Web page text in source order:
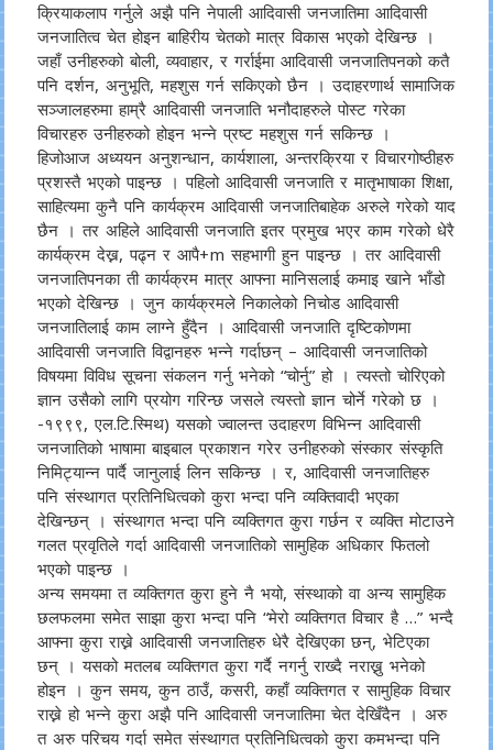
क्रियाकलाप गर्नुले अझै पनि नेपाली आदिवासी जनजातिमा आदिवासी
जनजातित्व चेत होइन बाहिरीय चेतको मात्र विकास भएको देखिन्छ ।
जहाँ उनीहरुको बोली, व्यवाहार, र गर्राईमा आदिवासी जनजातिपनको कतै
पनि दर्शन, अनुभूति, महशुस गर्न सकिएको छैन । उदाहरणार्थ सामाजिक
सञ्जालहरुमा हाम्रै आदिवासी जनजाति भनौदाहरुले पोस्ट गरेका
विचारहरु उनीहरुको होइन भन्ने प्रष्ट महशुस गर्न सकिन्छ ।
हिजोआज अध्ययन अनुशन्धान, कार्यशाला, अन्तरक्रिया र विचारगोष्ठीहरु
प्रशस्तै भएको पाइन्छ । पहिलो आदिवासी जनजाति र मातृभाषाका शिक्षा,
साहित्यमा कुनै पनि कार्यक्रम आदिवासी जनजातिबाहेक अरुले गरेको याद
छैन । तर अहिले आदिवासी जनजाति इतर प्रमुख भएर काम गरेको धेरै
कार्यक्रम देख्न, पढ्न र आपै+m सहभागी हुन पाइन्छ । तर आदिवासी
जनजातिपनका ती कार्यक्रम मात्र आफ्ना मानिसलाई कमाइ खाने भाँडो
भएको देखिन्छ । जुन कार्यक्रमले निकालेको निचोड आदिवासी
जनजातिलाई काम लाग्ने हुँदैन । आदिवासी जनजाति दृष्टिकोणमा
आदिवासी जनजाति विद्वानहरु भन्ने गर्दाछन् – आदिवासी जनजातिको
विषयमा विविध सूचना संकलन गर्नु भनेको “चोर्नु” हो । त्यस्तो चोरिएको
ज्ञान उसैको लागि प्रयोग गरिन्छ जसले त्यस्तो ज्ञान चोर्ने गरेको छ ।
-१९९९, एल.टि.स्मिथ) यसको ज्वालन्त उदाहरण विभिन्न आदिवासी
जनजातिको भाषामा बाइबाल प्रकाशन गरेर उनीहरुको संस्कार संस्कृति
निमिट्यान्न पार्दै जानुलाई लिन सकिन्छ । र, आदिवासी जनजातिहरु
पनि संस्थागत प्रतिनिधित्वको कुरा भन्दा पनि व्यक्तिवादी भएका
देखिन्छन् । संस्थागत भन्दा पनि व्यक्तिगत कुरा गर्छन र व्यक्ति मोटाउने
गलत प्रवृतिले गर्दा आदिवासी जनजातिको सामुहिक अधिकार फितलो
भएको पाइन्छ ।
अन्य समयमा त व्यक्तिगत कुरा हुने नै भयो, संस्थाको वा अन्य सामुहिक
छलफलमा समेत साझा कुरा भन्दा पनि “मेरो व्यक्तिगत विचार है …” भन्दै
आफ्ना कुरा राख्ने आदिवासी जनजातिहरु धेरै देखिएका छन्, भेटिएका
छन् । यसको मतलब व्यक्तिगत कुरा गर्दै नगर्नु राख्दै नराख्नु भनेको
होइन । कुन समय, कुन ठाउँ, कसरी, कहाँ व्यक्तिगत र सामुहिक विचार
राख्ने हो भन्ने कुरा अझै पनि आदिवासी जनजातिमा चेत देखिँदैन । अरु
त अरु परिचय गर्दा समेत संस्थागत प्रतिनिधित्वको कुरा कमभन्दा पनि